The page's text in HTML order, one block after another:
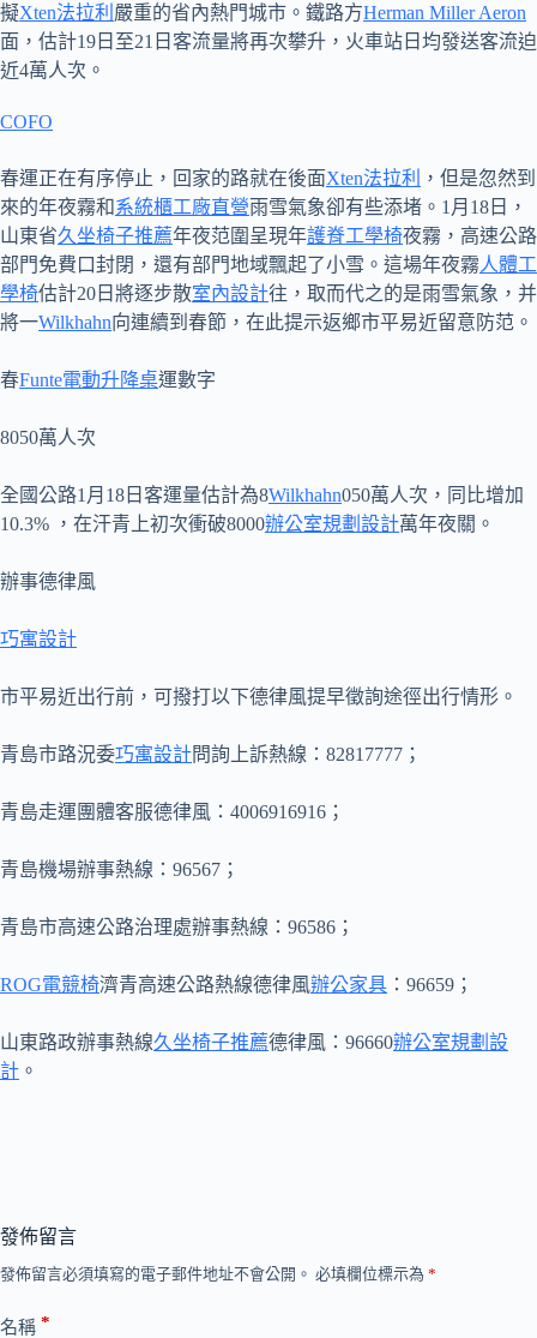
擬Xten法拉利 嚴重的省內熱門城市。鐵路方Herman Miller Aeron
面，估計19日至21日客流量將再次攀升，火車站日均發送客流迫
近4萬人次。
COFO
春運正在有序停止，回家的路就在後面Xten法拉利
，但是忽然到
來的年夜霧和系統櫃工廠直營雨雪氣象卻有些添堵。1月18日，
山東省久坐椅子推薦年夜范圍呈現年護脊工學椅夜霧，高速公路
部門免費口封閉，還有部門地域飄起了小雪。這場年夜霧人體工
學椅估計20日將逐步散室內設計往，取而代之的是雨雪氣象，并
將一Wilkhahn向連續到春節，在此提示返鄉市平易近留意防范。
春Funte電動升降桌運數字
8050萬人次
全國公路1月18日客運量估計為8Wilkhahn050萬人次，同比增加
10.3% ，在汗青上初次衝破8000辦公室規劃設計萬年夜關。
辦事德律風
巧寓設計
市平易近出行前，可撥打以下德律風提早徵詢途徑出行情形。
青島市路況委巧寓設計問詢上訴熱線：82817777；
青島走運團體客服德律風：4006916916；
青島機場辦事熱線：96567；
青島市高速公路治理處辦事熱線：96586；
ROG電競椅濟青高速公路熱線德律風辦公家具 ：96659；
山東路政辦事熱線久坐椅子推薦德律風：96660辦公室規劃設
計 。
發佈留言
發佈留言必須填寫的電子郵件地址不會公開。 必填欄位標示為 *
名稱 *